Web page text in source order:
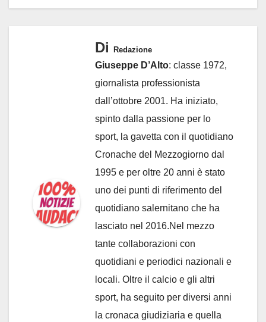
Di Redazione
Giuseppe D’Alto: classe 1972,
giornalista professionista
dall’ottobre 2001. Ha iniziato,
spinto dalla passione per lo
sport, la gavetta con il quotidiano
Cronache del Mezzogiorno dal
1995 e per oltre 20 anni è stato
uno dei punti di riferimento del
quotidiano salernitano che ha
lasciato nel 2016.Nel mezzo
tante collaborazioni con
quotidiani e periodici nazionali e
locali. Oltre il calcio e gli altri
sport, ha seguito per diversi anni
la cronaca giudiziaria e quella